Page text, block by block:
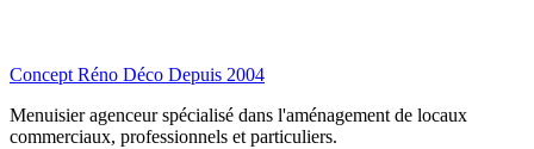
Concept Réno Déco Depuis 2004
Menuisier agenceur spécialisé dans l'aménagement de locaux
commerciaux, professionnels et particuliers.